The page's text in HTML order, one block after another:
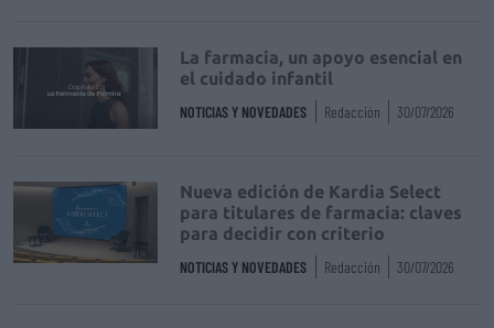
La farmacia, un apoyo esencial en
el cuidado infantil
NOTICIAS Y NOVEDADES Redacción 30/07/2026
Nueva edición de Kardia Select
para titulares de farmacia: claves
para decidir con criterio
NOTICIAS Y NOVEDADES Redacción 30/07/2026